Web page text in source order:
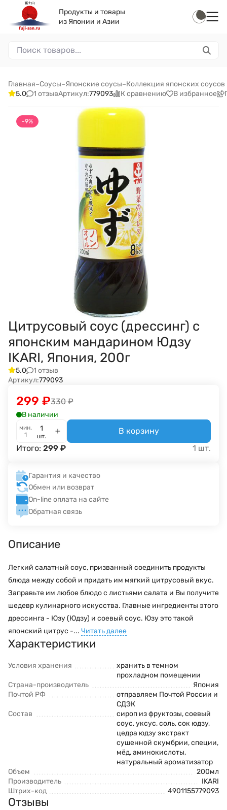
Продукты и товары
из Японии и Азии
Главная–Соусы–Японские соусы–Коллекция японских соусов
5.0
1 отзывАртикул:779093 К сравнению В избранное
-9%
Цитрусовый соус (дрессинг) с
японским мандарином Юдзу
IKARI, Япония, 200г
5.0
1 отзыв
Артикул:779093
330 ₽
299 ₽
В наличии
мин.
1
шт.
В корзину
Итого: 299 ₽ 1 шт.
Гарантия и качество
Обмен или возврат
On-line оплата на сайте
Обратная связь
Описание
Легкий салатный соус, призванный соединить продукты
блюда между собой и придать им мягкий цитрусовый вкус.
Заправьте им любое блюдо с листьями салата и Вы получите
шедевр кулинарного искусства. Главные ингредиенты этого
дрессинга - Юзу (Юдзу) и соевый соус. Юзу это такой
японский цитрус -... Читать далее
Характеристики
Условия хранения
хранить в темном
прохладном помещении
Страна-производитель
Япония
Почтой РФ
отправляем Почтой России и
СДЭК
Состав
сироп из фруктозы, соевый
соус, уксус, соль, сок юдзу,
цедра юдзу экстракт
сушенной скумбрии, специи,
мёд, аминокислоты,
натуральный ароматизатор
Объем
200мл
Производитель
IKARI
Штрих-код
4901155779093
Отзывы